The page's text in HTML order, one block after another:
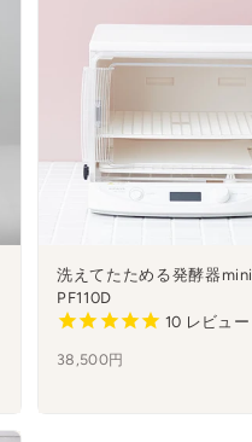
洗えてたためる発酵器mini
PF110D
10 レビュー
38,500円